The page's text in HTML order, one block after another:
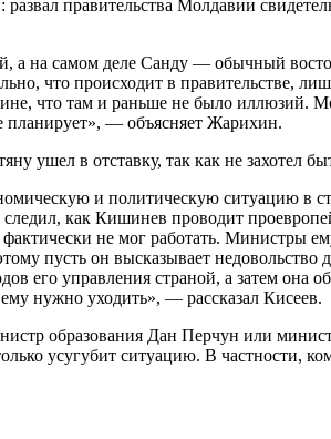
правительства Молдавии
а на самом деле Санду — обычный
что происходит в правительстве,
что там и раньше не было иллюзий.
планирует», — объясняет Жарихин.
ушел в отставку, так как не захотел
и политическую ситуацию
как Кишинев проводит
не мог работать. Министры
пусть он высказывает недовольство
его управления страной, а затем
нужно уходить», — рассказал Кисеев.
образования Дан Перчун или
усугубит ситуацию. В частности,